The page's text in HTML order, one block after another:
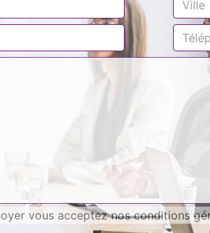
vous acceptez nos conditions